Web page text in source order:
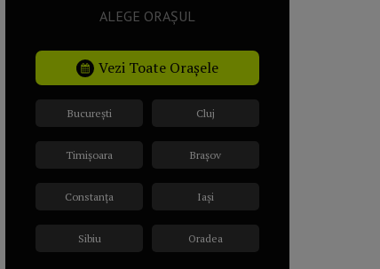
ALEGE ORAȘUL
Vezi Toate Orașele
București
Timișoara
Constanța
Sibiu
Cluj
Brașov
Iași
Oradea